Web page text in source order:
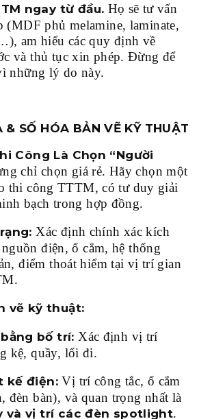
ngay từ đầu. Họ sẽ tư vấn
(MDF phủ melamine, laminate,
am hiểu các quy định về
và thủ tục xin phép. Đừng để
những lý do này.
& SỐ HÓA BẢN VẼ KỸ THUẬT
Công Là Chọn “Người
chỉ chọn giá rẻ. Hãy chọn một
thi công TTTM, có tư duy giải
bạch trong hợp đồng.
Xác định chính xác kích
điện, ổ cắm, hệ thống
điểm thoát hiểm tại vị trí gian
vẽ kỹ thuật:
bố trí: Xác định vị trí
kệ, quầy, lối đi.
kế điện:Vị trí công tắc, ổ cắm
đèn bàn), và quan trọng nhất là
và vị trí các đèn spotlight.